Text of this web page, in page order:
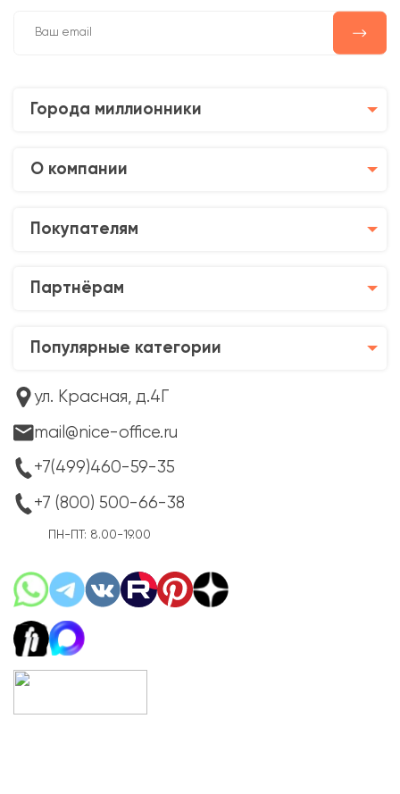
Города миллионники
О компании
Покупателям
Партнёрам
Популярные категории
ул. Красная, д.4Г
mail@nice-office.ru
+7(499)460-59-35
+7 (800) 500-66-38
ПН-ПТ: 8.00-19.00